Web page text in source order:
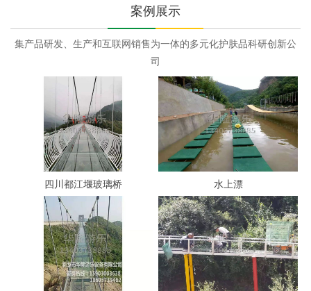
案例展示
集产品研发、生产和互联网销售为一体的多元化护肤品科研创新公
司
四川都江堰玻璃桥 水上漂